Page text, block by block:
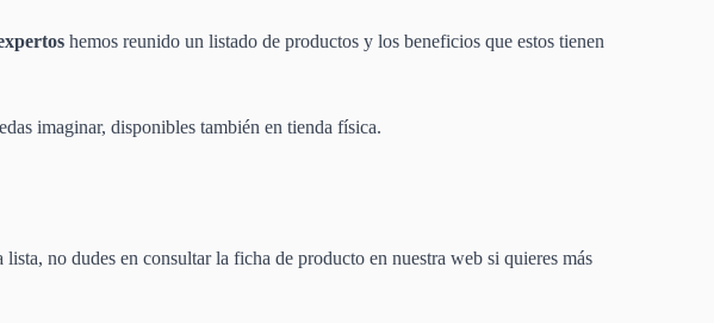
hemos reunido un listado de productos y los beneficios que estos tienen
imaginar, disponibles también en tienda física.
no dudes en consultar la ficha de producto en nuestra web si quieres más